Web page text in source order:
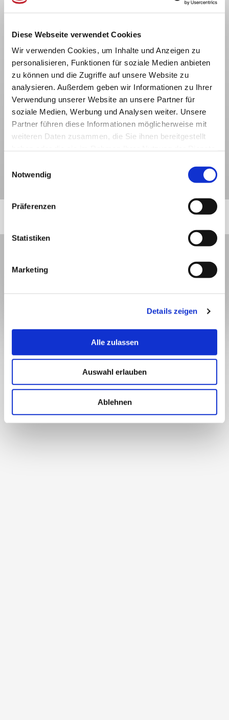
Diese Webseite verwendet Cookies
Wir verwenden Cookies, um Inhalte und Anzeigen zu
personalisieren, Funktionen für soziale Medien anbieten
zu können und die Zugriffe auf unsere Website zu
analysieren. Außerdem geben wir Informationen zu Ihrer
Verwendung unserer Website an unsere Partner für
soziale Medien, Werbung und Analysen weiter. Unsere
Partner führen diese Informationen möglicherweise mit
weiteren Daten zusammen, die Sie ihnen bereitgestellt
Notwendig
Präferenzen
Statistiken
Marketing
Details zeigen
Alle zulassen
Auswahl erlauben
Ablehnen
Datenschutz
Impressum
Volumengewicht
Versand
Versand in die
Schweiz
Zahlung
Arbeiten bei
Japanwelt Blog
Sitemap
Wir akzeptieren:
* Alle Preise inkl. gesetzl. Mehrwertsteuer zzgl. Versandkostenund ggf.